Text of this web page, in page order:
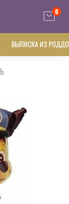
0
ВЫПИСКА ИЗ